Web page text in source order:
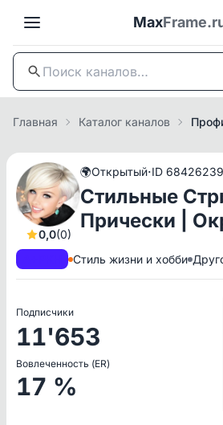
Max
Главная Каталог каналов
0,0(0)
🌍Открытый·ID
Стильные
Прически |
Стиль жизни и хобби
Подписчики
11'653
Вовлеченность (ER)
17 %